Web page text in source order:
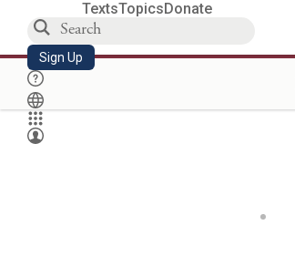
TextsTopicsDonate
Sign Up